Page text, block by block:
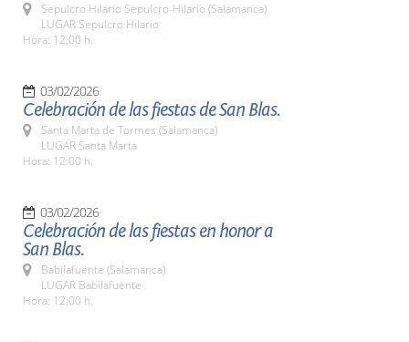
Sepulcro Hilario Sepulcro-Hilario (Salamanca)
LUGAR Sepulcro Hilario
Hora: 12:00 h.
03/02/2026
Celebración de las fiestas de San Blas.
Santa Marta de Tormes (Salamanca)
LUGAR Santa Marta
Hora: 12:00 h.
03/02/2026
Celebración de las fiestas en honor a
San Blas.
Babilafuente (Salamanca)
LUGAR Babilafuente
Hora: 12:00 h.